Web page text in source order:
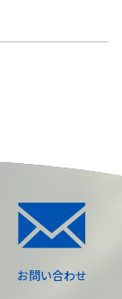
お問い合わせ